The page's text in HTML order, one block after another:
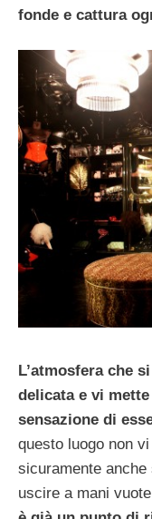
fonde e cattura
L’atmosfera che
delicata e vi
sensazione di
questo luogo non
sicuramente anche
uscire a mani